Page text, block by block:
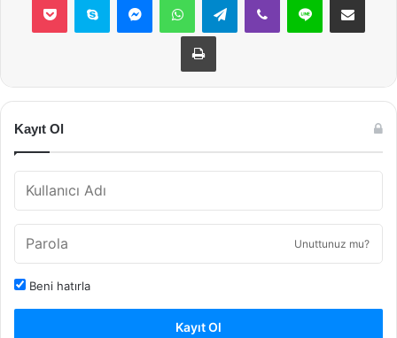
Yazdır
Kayıt Ol
Unuttunuz mu?
Beni hatırla
Kayıt Ol